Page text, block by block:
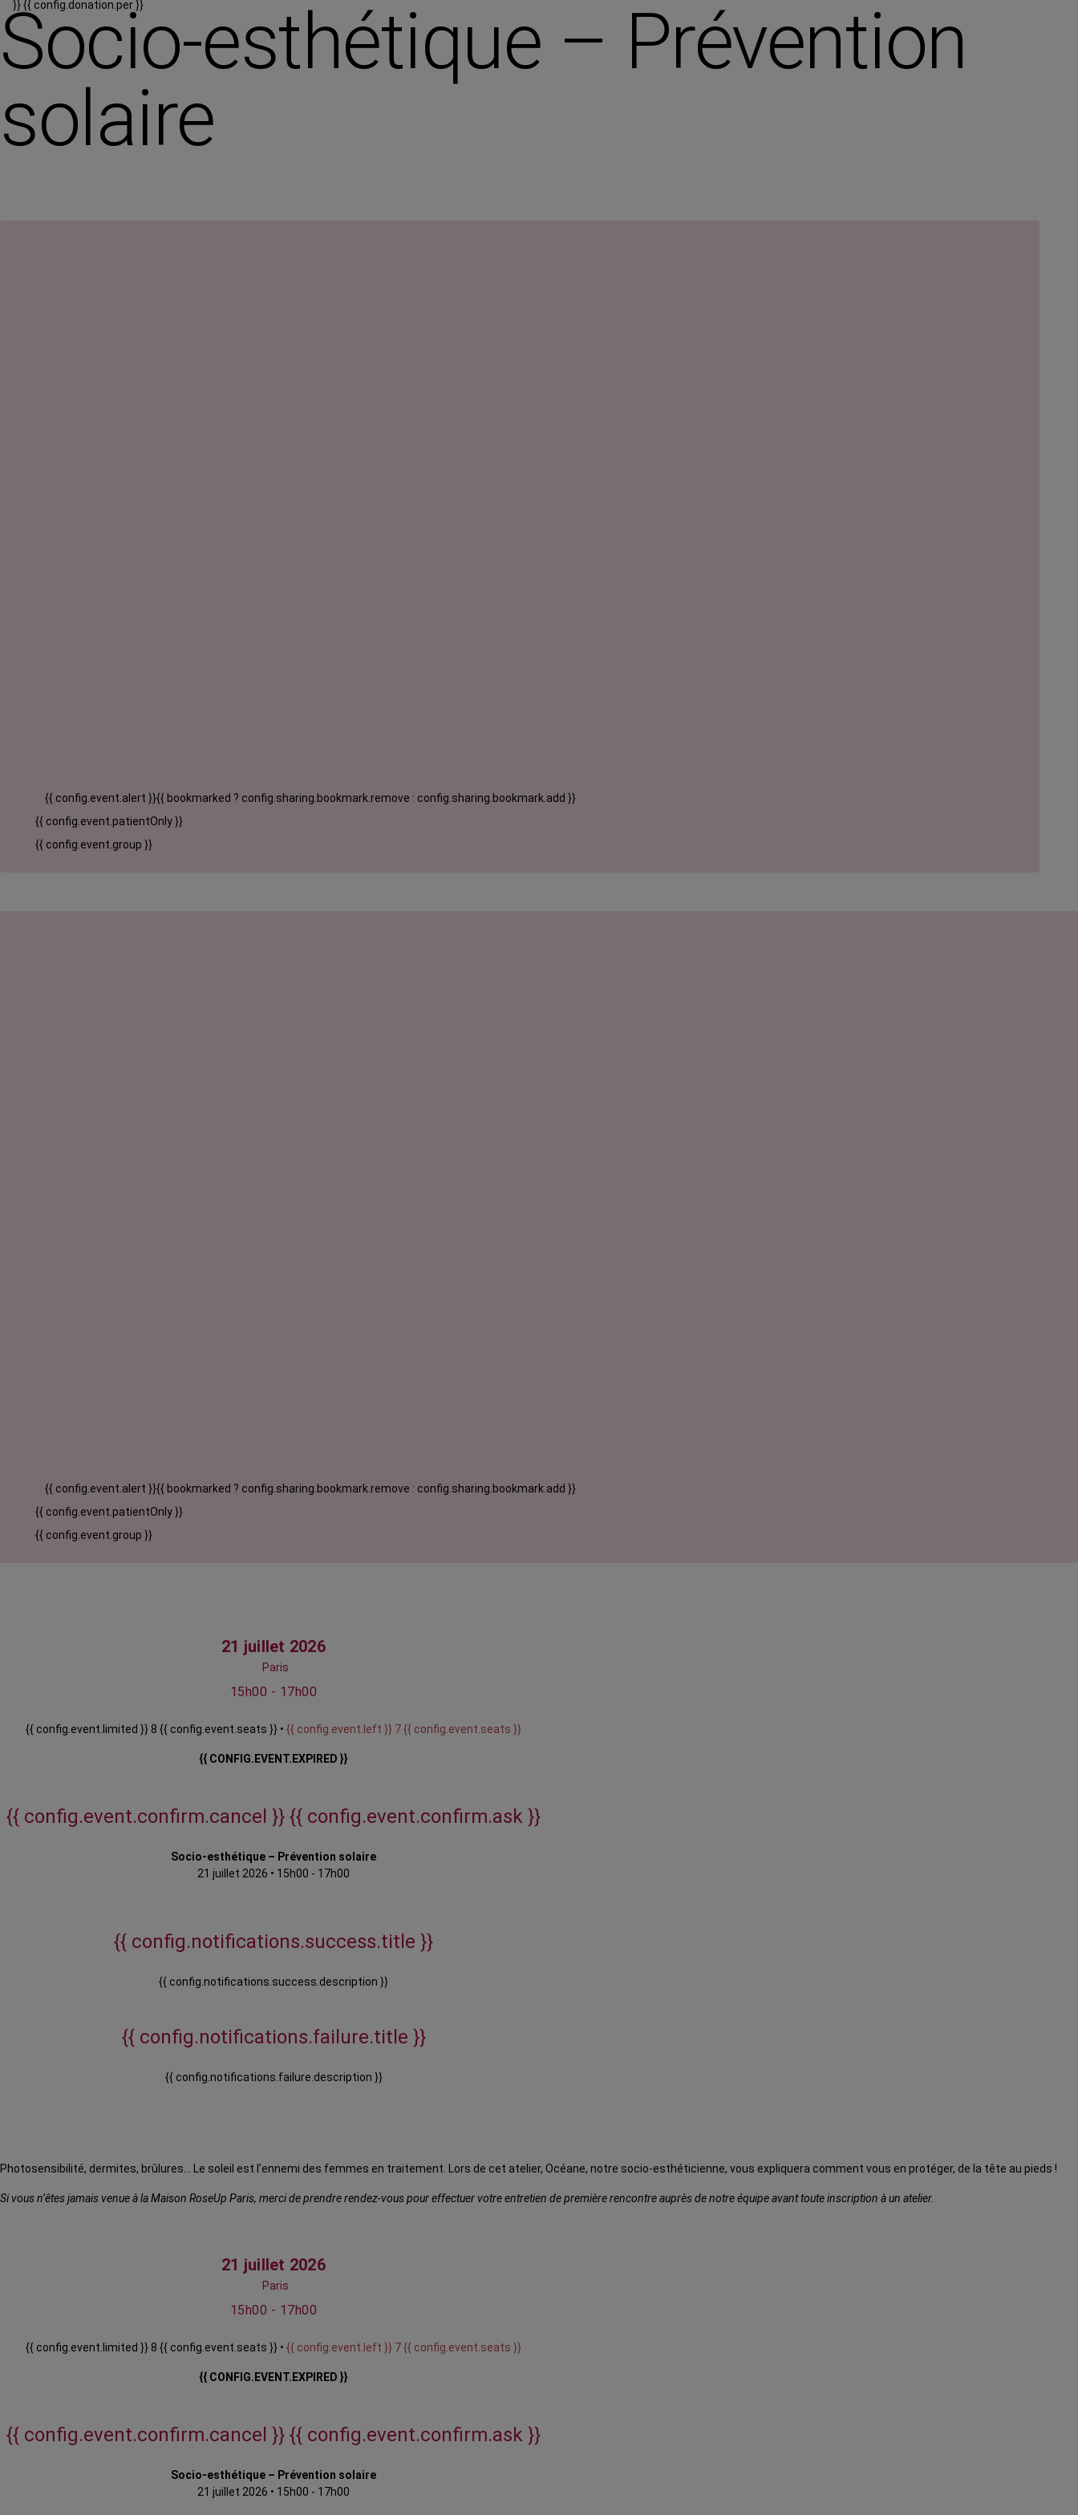
}}{{ config.donation.per }}
Socio-esthétique – Prévention
solaire
{{ config.event.alert }}{{ bookmarked ? config.sharing.bookmark.remove : config.sharing.bookmark.add }}
{{ config.event.patientOnly }}
{{ config.event.group }}
{{ config.event.alert }}{{ bookmarked ? config.sharing.bookmark.remove : config.sharing.bookmark.add }}
{{ config.event.patientOnly }}
{{ config.event.group }}
21 juillet 2026
Paris
15h00 - 17h00
{{ config.event.limited }} 8 {{ config.event.seats }} • {{ config.event.left }} 7 {{ config.event.seats }}
{{ CONFIG.EVENT.EXPIRED }}
{{ config.event.confirm.cancel }} {{ config.event.confirm.ask }}
Socio-esthétique – Prévention solaire
21 juillet 2026 • 15h00 - 17h00
{{ config.notifications.success.title }}
{{ config.notifications.success.description }}
{{ config.notifications.failure.title }}
{{ config.notifications.failure.description }}
Photosensibilité, dermites, brûlures… Le soleil est l’ennemi des femmes en traitement. Lors de cet atelier, Océane, notre socio-esthéticienne, vous expliquera comment vous en protéger, de la tête au pieds !
Si vous n’êtes jamais venue à la Maison RoseUp Paris, merci de prendre rendez-vous pour effectuer votre entretien de première rencontre auprès de notre équipe avant toute inscription à un atelier.
21 juillet 2026
Paris
15h00 - 17h00
{{ config.event.limited }} 8 {{ config.event.seats }} • {{ config.event.left }} 7 {{ config.event.seats }}
{{ CONFIG.EVENT.EXPIRED }}
{{ config.event.confirm.cancel }} {{ config.event.confirm.ask }}
Socio-esthétique – Prévention solaire
21 juillet 2026 • 15h00 - 17h00